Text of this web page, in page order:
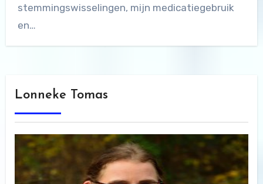
stemmingswisselingen, mijn medicatiegebruik
en…
Lonneke Tomas